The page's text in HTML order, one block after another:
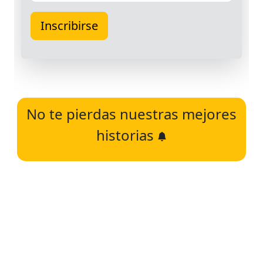
No te pierdas nuestras mejores
historias